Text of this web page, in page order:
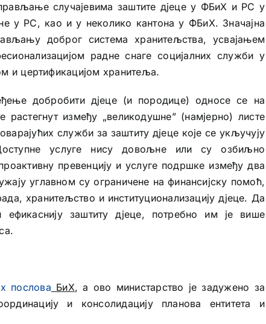
случајевима заштите дјеце у ФБиХ и РС у
у РС, као и у неколико кантона у ФБиХ. Значајна
доброг система хранитељства, усвајањем
радне снаге социјалних служби у
и цертификацијом хранитеља.
добробити дјеце (и породице) односе се на
растегнут између „великодушне” (намјерно) листе
служби за заштиту дјеце које се укључују
услуге нису довољне или су озбиљно
превенцију и услуге подршке између два
углавном су ограничене на финансијску помоћ,
хранитељство и институционализацију дјеце. Да
заштиту дјеце, потребно им је више
послова БиХ, а ово министарство је задужено за
и консолидацију планова ентитета и